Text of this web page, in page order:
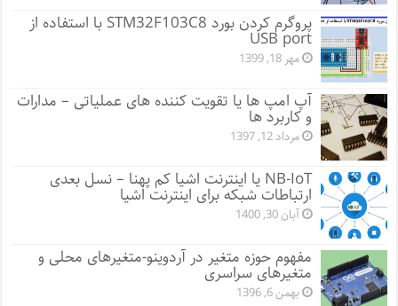
پروگرم کردن بورد STM32F103C8 با استفاده از
USB port
مهر 18, 1399
آپ امپ ها یا تقویت کننده های عملیاتی – مدارات
و کاربرد ها
مرداد 12, 1397
NB-IoT یا اینترنت اشیا کم پهنا – نسل بعدی
ارتباطات شبکه برای اینترنت اشیا
آبان 30, 1400
مفهوم حوزه متغیر در آردوینو-متغیرهای محلی و
متغیرهای سراسری
بهمن 6, 1396